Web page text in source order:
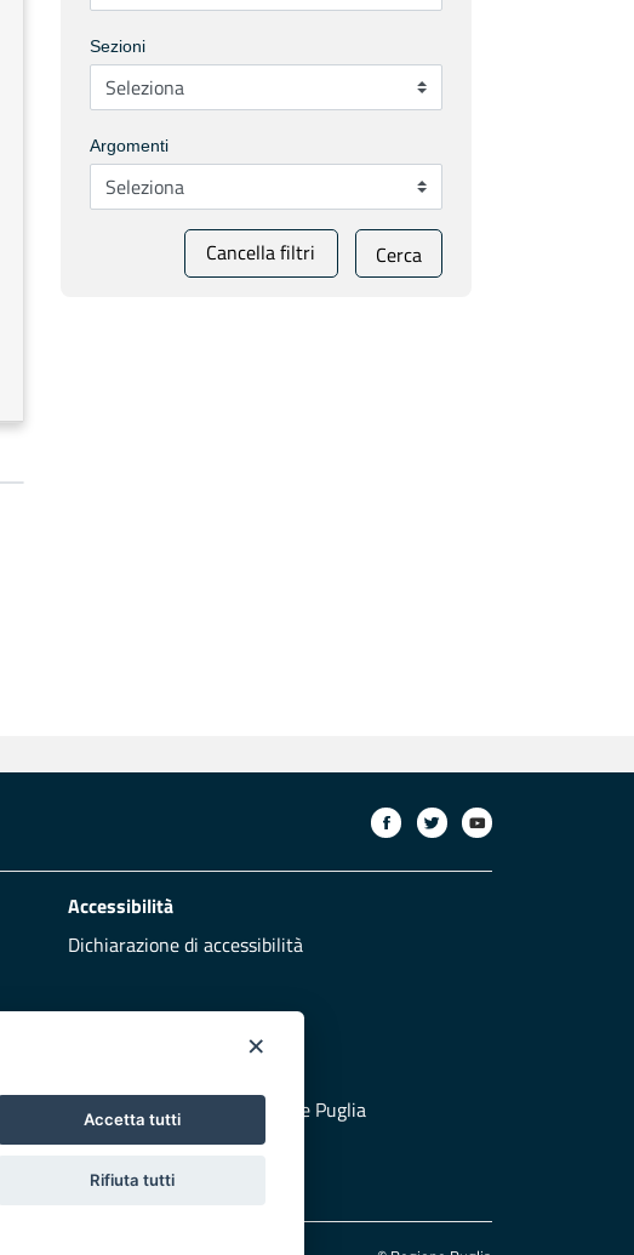
Sezioni
Argomenti
Cancella filtri Cerca
Accessibilità
Dichiarazione di accessibilità
Vai al sito di Protezione Civile Puglia
×
Accetta tutti
Rifiuta tutti